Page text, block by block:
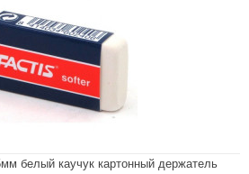
белый каучук картонный держатель